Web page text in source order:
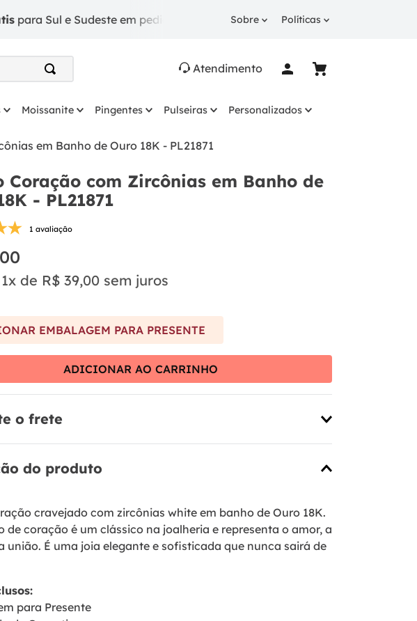
Sul e Sudeste em pedidos a partir de R$ 249. 10% OFFna 1ª compra
Sobre Políticas
Atendimento
Moissanite Pingentes Pulseiras Personalizados
em Banho de Ouro 18K - PL21871
Coração com Zircônias em Banho de
- PL21871
1 avaliação
00
1x de R$ 39,00 sem juros
EMBALAGEM PARA PRESENTE
ADICIONAR AO CARRINHO
o frete
do produto
cravejado com zircônias white em banho de Ouro 18K.
de coração é um clássico na joalheria e representa o amor, a
união. É uma joia elegante e sofisticada que nunca sairá de
para Presente